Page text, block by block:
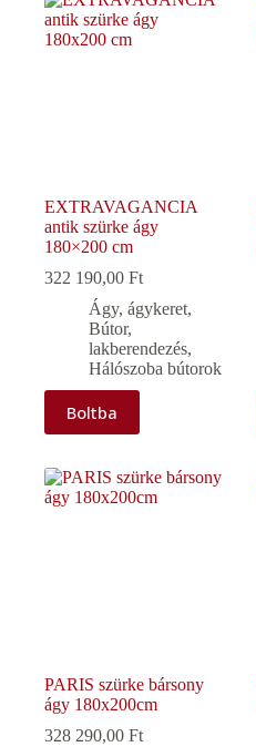
EXTRAVAGANCIA
antik szürke ágy
180×200 cm
322 190,00 Ft
Ágy, ágykeret,
Bútor,
lakberendezés,
Hálószoba bútorok
Boltba
PARIS szürke bársony
ágy 180x200cm
328 290,00 Ft